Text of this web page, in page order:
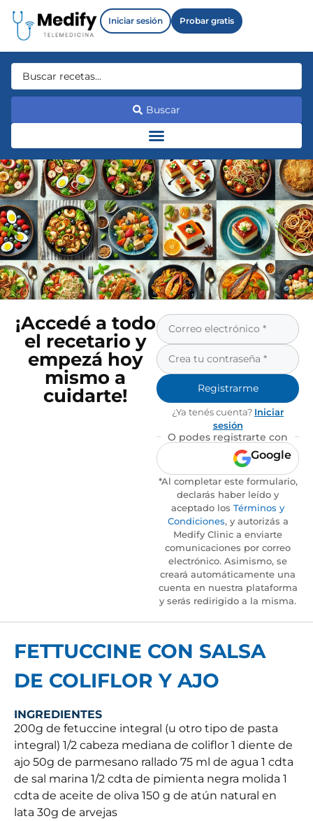
Iniciar sesión Probar gratis
Buscar
¡Accedé a todo
el recetario y
empezá hoy
mismo a
cuidarte!
Registrarme
¿Ya tenés cuenta? Iniciar
sesión
O podes registrarte con
Google
*Al completar este formulario,
declarás haber leído y
aceptado los Términos y
Condiciones, y autorizás a
Medify Clinic a enviarte
comunicaciones por correo
electrónico. Asimismo, se
creará automáticamente una
cuenta en nuestra plataforma
y serás redirigido a la misma.
FETTUCCINE CON SALSA
DE COLIFLOR Y AJO
INGREDIENTES
200g de fetuccine integral (u otro tipo de pasta
integral) 1/2 cabeza mediana de coliflor 1 diente de
ajo 50g de parmesano rallado 75 ml de agua 1 cdta
de sal marina 1/2 cdta de pimienta negra molida 1
cdta de aceite de oliva 150 g de atún natural en
lata 30g de arvejas